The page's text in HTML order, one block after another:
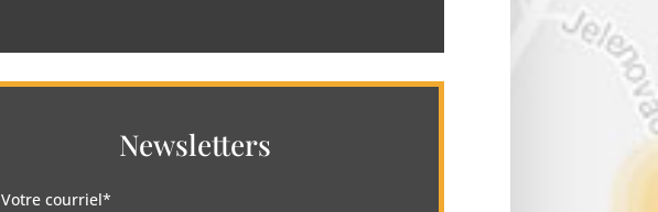
Newsletters
Votre courriel*